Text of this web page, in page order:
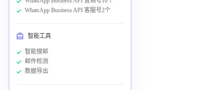
WhatsApp Business API 客服号2个
智能工具
智能搜邮
邮件检测
数据导出